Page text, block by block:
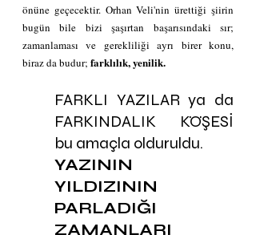
önüne geçecektir. Orhan Veli'nin ürettiği şiirin
bugün bile bizi şaşırtan başarısındaki sır;
zamanlaması ve gerekliliği ayrı birer konu,
biraz da budur; farklılık, yenilik.
FARKLI YAZILAR ya da
FARKINDALIK KÖŞESİ
bu amaçla olduruldu.
YAZININ
YILDIZININ
PARLADIĞI
ZAMANLARI